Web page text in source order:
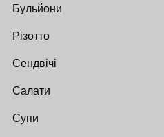
Бульйони
Різотто
Сендвічі
Салати
Супи